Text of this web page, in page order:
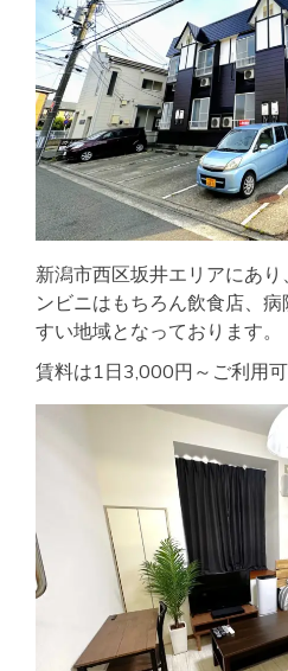
新潟市西区坂井エリアにあ
ンビニはもちろん飲食店、
すい地域となっております。
賃料は1日3,000円～ご利用